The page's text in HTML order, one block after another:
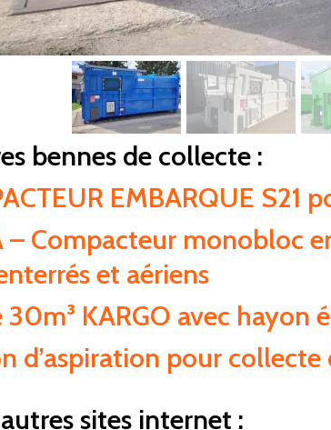
bennes de collecte :
EMBARQUE S21
– Compacteur monobloc
et aériens
30m³ KARGO avec hayon
d’aspiration pour
sites internet :